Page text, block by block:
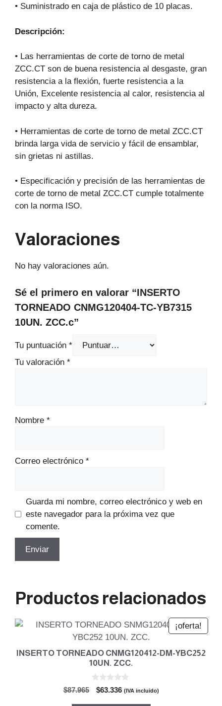
• Suministrado en caja de plástico de 10 placas.
Descripción:
• Las herramientas de corte de torno de metal
ZCC.CT son de buena resistencia al desgaste, gran
resistencia a la flexión, fuerte resistencia a la
Unión, Excelente resistencia al calor, resistencia al
impacto y alta dureza.
• Herramientas de corte de torno de metal ZCC.CT
brinda larga vida de servicio y fácil de ensamblar,
sin grietas ni astillas.
• Especificación y precisión de las herramientas de
corte de torno de metal ZCC.CT cumple totalmente
con la norma ISO.
Valoraciones
No hay valoraciones aún.
Sé el primero en valorar “INSERTO
TORNEADO CNMG120404-TC-YB7315
10UN. ZCC.c”
Tu puntuación *
Tu valoración *
Nombre *
Correo electrónico *
Guarda mi nombre, correo electrónico y web en
este navegador para la próxima vez que
comente.
Productos relacionados
¡oferta!
INSERTO TORNEADO CNMG120412-DM-YBC252
10UN. ZCC.
$87.965
El
$63.336El(IVA incluido)